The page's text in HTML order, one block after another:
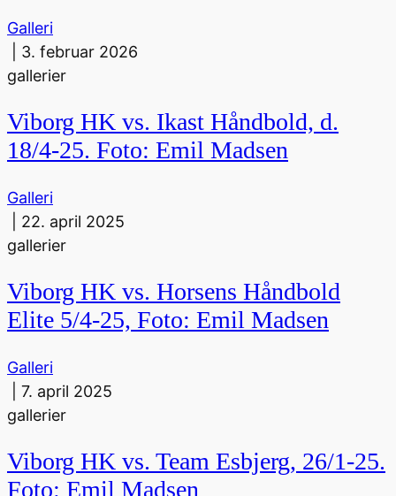
Galleri
3. februar 2026
gallerier
Viborg HK vs. Ikast Håndbold, d.
18/4-25. Foto: Emil Madsen
Galleri
22. april 2025
gallerier
Viborg HK vs. Horsens Håndbold
Elite 5/4-25, Foto: Emil Madsen
Galleri
7. april 2025
gallerier
Viborg HK vs. Team Esbjerg, 26/1-25.
Foto: Emil Madsen